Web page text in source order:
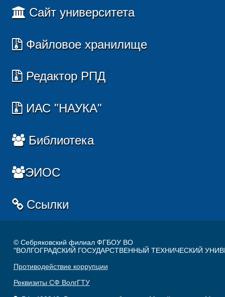
Сайт университета
Файловое хранилище
Редактор РПД
ИАС "НАУКА"
Библиотека
ЭИОС
Ссылки
© Себряковский филиал ФГБОУ ВО
"ВОЛГОГРАДСКИЙ ГОСУДАРСТВЕННЫЙ ТЕХНИЧЕСКИЙ
Противодействие коррупции
Реквизиты СФ ВолгГТУ